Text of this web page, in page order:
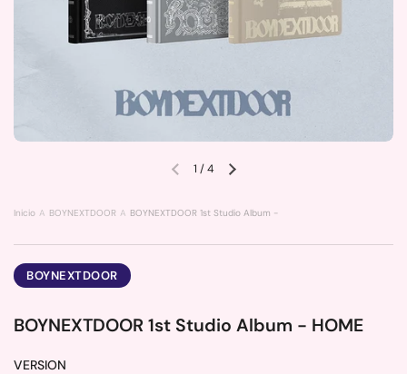
Previous slideNext slide
1 /4
Inicio BOYNEXTDOOR BOYNEXTDOOR 1st Studio Album - HOME
BOYNEXTDOOR
BOYNEXTDOOR 1st Studio Album - HOME
VERSION